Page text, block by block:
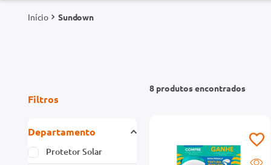
Sundown
Filtros
Departamento
Protetor Solar
8 produtos